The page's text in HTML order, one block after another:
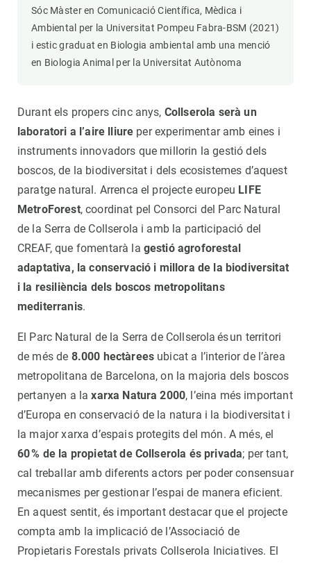
Sóc Màster en Comunicació Científica, Mèdica i
Ambiental per la Universitat Pompeu Fabra-BSM (2021)
i estic graduat en Biologia ambiental amb una menció
en Biologia Animal per la Universitat Autònoma
Durant els propers cinc anys, Collserola serà un
laboratori a l’aire lliure per experimentar amb eines i
instruments innovadors que millorin la gestió dels
boscos, de la biodiversitat i dels ecosistemes d’aquest
paratge natural. Arrenca el projecte europeu LIFE
MetroForest, coordinat pel Consorci del Parc Natural
de la Serra de Collserola i amb la participació del
CREAF, que fomentarà la gestió agroforestal
adaptativa, la conservació i millora de la biodiversitat
i la resiliència dels boscos metropolitans
mediterranis.
El Parc Natural de la Serra de Collserola és un territori
de més de 8.000 hectàrees ubicat a l’interior de l’àrea
metropolitana de Barcelona, on la majoria dels boscos
pertanyen a laxarxa Natura 2000, l’eina més important
d’Europa en conservació de la natura i la biodiversitat i
la major xarxa d’espais protegits del món. A més, el
60 % de la propietat de Collserola és privada; per tant,
cal treballar amb diferents actors per poder consensuar
mecanismes per gestionar l’espai de manera eficient.
En aquest sentit, és important destacar que el projecte
compta amb la implicació de l’Associació de
Propietaris Forestals privats Collserola Iniciatives. El